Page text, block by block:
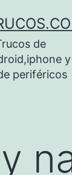
de
periféricos